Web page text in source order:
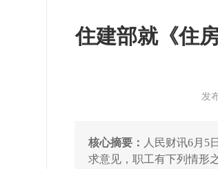
住建部就《住
发
核心摘要： 人民财讯6月5
求意见，职工有下列情形